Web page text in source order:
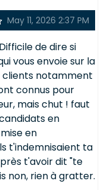
May 11, 2026 2:37 PM
de dire si
vous envoie sur la
notamment
connus pour
mais chut ! faut
en
en
t'indemnisaient ta
t'avoir dit "te
non, rien à gratter.